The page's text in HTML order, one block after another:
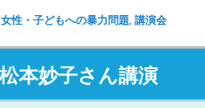
女性・子どもへの暴力問題, 講演会
本妙子さん講演